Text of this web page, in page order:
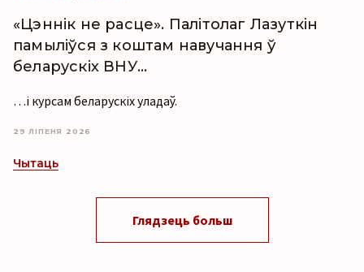
«Цэннік не расце». Палітолаг Лазуткін
памыліўся з коштам навучання ў
беларускіх ВНУ…
…і курсам беларускіх уладаў.
29 ЛІПЕНЯ 2026
Чытаць
Глядзець больш